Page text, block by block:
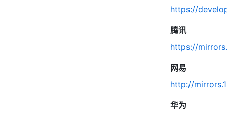
https://
腾讯
https://
网易
http://
华为